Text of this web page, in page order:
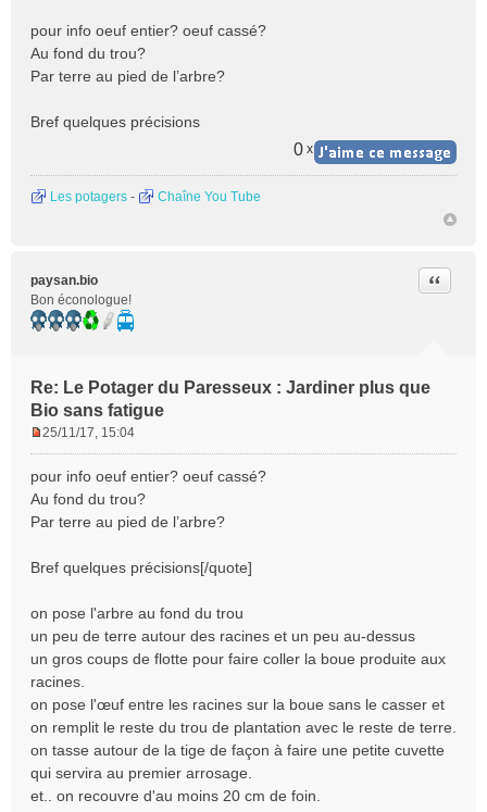
pour info oeuf entier? oeuf cassé?
Au fond du trou?
Par terre au pied de l’arbre?
Bref quelques précisions
0 x
Les potagers - Chaîne You Tube
paysan.bio
Bon éconologue!
Re: Le Potager du Paresseux : Jardiner plus que
Bio sans fatigue
Citer
s
s
a
e
n
l
u
25/11/17, 15:04
pour info oeuf entier? oeuf cassé?
Au fond du trou?
Par terre au pied de l’arbre?
Bref quelques précisions[/quote]
on pose l'arbre au fond du trou
un peu de terre autour des racines et un peu au-dessus
un gros coups de flotte pour faire coller la boue produite aux
racines.
on pose l'œuf entre les racines sur la boue sans le casser et
on remplit le reste du trou de plantation avec le reste de terre.
on tasse autour de la tige de façon à faire une petite cuvette
qui servira au premier arrosage.
et.. on recouvre d'au moins 20 cm de foin.